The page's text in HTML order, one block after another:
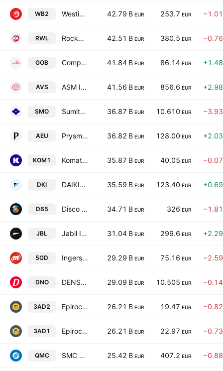
WB2 Westinghouse Air Brake Technologies Corporation 42.79 B EUR 253.7 EUR
RWL Rockwell Automation, Inc. 42.51 B EUR 380.5 EUR
GOB Compagnie de Saint-Gobain SA 41.84 B EUR 86.14 EUR
AVS ASM International N.V. 41.56 B EUR 856.6 EUR
SMO Sumitomo Electric Industries, Ltd. 36.87 B EUR 10.610 EUR
AEU Prysmian S.p.A. 36.82 B EUR 128.00 EUR
KOM1 Komatsu Ltd. 35.87 B EUR 40.05 EUR
DKI DAIKIN INDUSTRIES, LTD. 35.59 B EUR 123.40 EUR
D65 Disco Corporation 34.71 B EUR 326 EUR
JBL Jabil Inc. 31.04 B EUR 299.6 EUR
5GD Ingersoll Rand Inc. 29.29 B EUR 75.16 EUR
DNO DENSO CORPORATION 29.09 B EUR 10.505 EUR
3AD2 Epiroc AB Class B 26.21 B EUR 19.47 EUR
3AD1 Epiroc AB Class A 26.21 B EUR 22.97 EUR
QMC SMC Corporation 25.42 B EUR 407.2 EUR